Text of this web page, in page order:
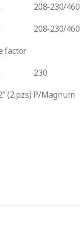
208-230/460
208-230/460
factor
230
(2 pzs) P/Magnum